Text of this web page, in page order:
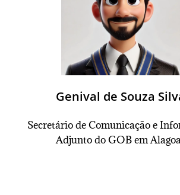
Genival de Souza
Secretário de Comunicação e
Adjunto do GOB em